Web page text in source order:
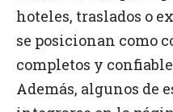
hoteles, traslados o
se posicionan como
completos y
Además, algunos de